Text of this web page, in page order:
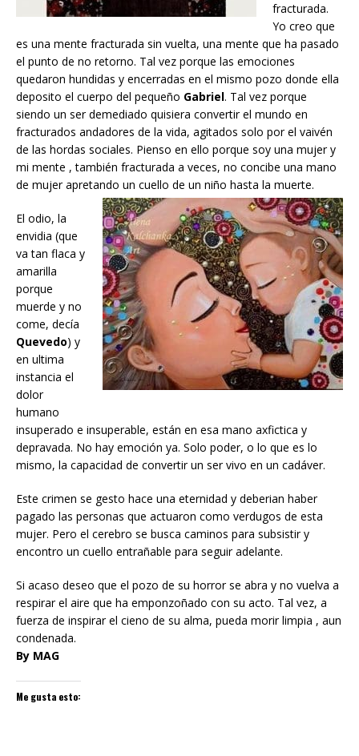
fracturada.
Yo creo que
es una mente fracturada sin vuelta, una mente que ha pasado
el punto de no retorno. Tal vez porque las emociones
quedaron hundidas y encerradas en el mismo pozo donde ella
deposito el cuerpo del pequeño Gabriel. Tal vez porque
siendo un ser demediado quisiera convertir el mundo en
fracturados andadores de la vida, agitados solo por el vaivén
de las hordas sociales. Pienso en ello porque soy una mujer y
mi mente , también fracturada a veces, no concibe una mano
de mujer apretando un cuello de un niño hasta la muerte.
El odio, la
envidia (que
va tan flaca y
amarilla
porque
muerde y no
come, decía
Quevedo) y
en ultima
instancia el
dolor
humano
insuperado e insuperable, están en esa mano axfictica y
depravada. No hay emoción ya. Solo poder, o lo que es lo
mismo, la capacidad de convertir un ser vivo en un cadáver.
Este crimen se gesto hace una eternidad y deberian haber
pagado las personas que actuaron como verdugos de esta
mujer. Pero el cerebro se busca caminos para subsistir y
encontro un cuello entrañable para seguir adelante.
Si acaso deseo que el pozo de su horror se abra y no vuelva a
respirar el aire que ha emponzoñado con su acto. Tal vez, a
fuerza de inspirar el cieno de su alma, pueda morir limpia , aun
condenada.
By MAG
Me gusta esto: